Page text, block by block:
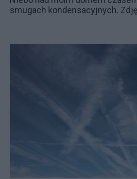
smugach kondensacyjnych.